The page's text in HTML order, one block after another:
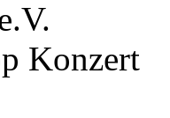
Konzert